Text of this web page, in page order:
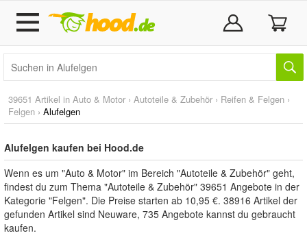
39651 Artikel in Auto & Motor › Autoteile & Zubehör › Reifen & Felgen ›
Felgen › Alufelgen
Alufelgen kaufen bei Hood.de
Wenn es um "Auto & Motor" im Bereich "Autoteile & Zubehör" geht,
findest du zum Thema "Autoteile & Zubehör" 39651 Angebote in der
Kategorie "Felgen". Die Preise starten ab 10,95 €. 38916 Artikel der
gefunden Artikel sind Neuware, 735 Angebote kannst du gebraucht
kaufen.